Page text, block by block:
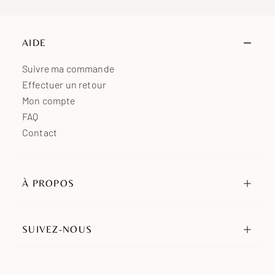
Océanie
AIDE
Suivre ma commande
Effectuer un retour
Mon compte
FAQ
Contact
À PROPOS
Nos engagements
SUIVEZ-NOUS